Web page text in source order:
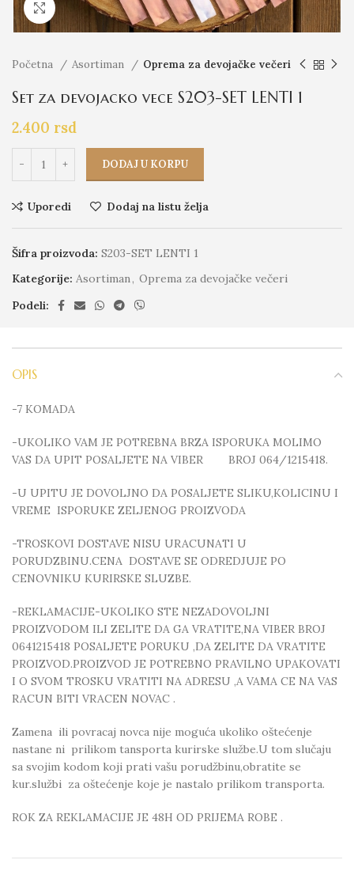
Click to enlarge
Početna Asortiman Oprema za devojačke večeri
Set za devojacko vece S203-SET LENTI 1
2.400 rsd
DODAJ U KORPU
Uporedi Dodaj na listu želja
Šifra proizvoda: S203-SET LENTI 1
Kategorije: Asortiman, Oprema za devojačke večeri
Podeli:
OPIS
-7 KOMADA
-UKOLIKO VAM JE POTREBNA BRZA ISPORUKA MOLIMO
VAS DA UPIT POSALJETE NA VIBER BROJ 064/1215418.
-U UPITU JE DOVOLJNO DA POSALJETE SLIKU,KOLICINU I
VREME ISPORUKE ZELJENOG PROIZVODA
-TROSKOVI DOSTAVE NISU URACUNATI U
PORUDZBINU.CENA DOSTAVE SE ODREDJUJE PO
CENOVNIKU KURIRSKE SLUZBE.
-REKLAMACIJE-UKOLIKO STE NEZADOVOLJNI
PROIZVODOM ILI ZELITE DA GA VRATITE,NA VIBER BROJ
0641215418 POSALJETE PORUKU ,DA ZELITE DA VRATITE
PROIZVOD.PROIZVOD JE POTREBNO PRAVILNO UPAKOVATI
I O SVOM TROSKU VRATITI NA ADRESU ,A VAMA CE NA VAS
RACUN BITI VRACEN NOVAC .
Zamena ili povracaj novca nije moguća ukoliko oštećenje
nastane ni prilikom tansporta kurirske službe.U tom slučaju
sa svojim kodom koji prati vašu porudžbinu,obratite se
kur.službi za oštećenje koje je nastalo prilikom transporta.
ROK ZA REKLAMACIJE JE 48H OD PRIJEMA ROBE .